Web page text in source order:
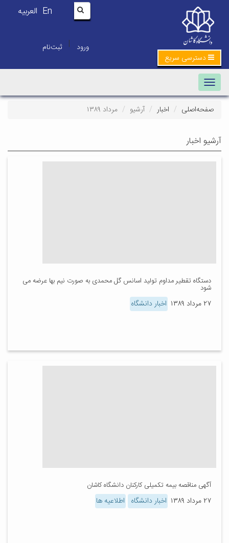
En العربیه
ورود | ثبت‌نام
دسترسی سریع
Toggle navigation
صفحه‌اصلی اخبار آرشیو مرداد ۱۳۸۹
آرشیو اخبار
دستگاه تقطیر مداوم تولید اسانس گل محمدی به صورت نیم بها عرضه می
شود
۲۷ مرداد ۱۳۸۹ اخبار دانشگاه
آگهی مناقصه بیمه تکمیلی کارکنان دانشگاه کاشان
۲۷ مرداد ۱۳۸۹ اخبار دانشگاه اطلاعیه ها